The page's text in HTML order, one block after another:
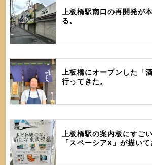
上板橋駅南口の再開発が
る。
上板橋にオープンした「
行ってきた。
上板橋駅の案内板にすご
「スペーシアX」が描いて